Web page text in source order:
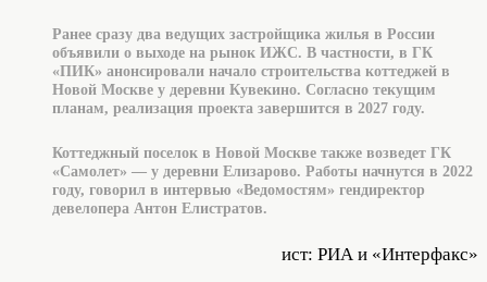
Ранее сразу два ведущих застройщика жилья в России
объявили о выходе на рынок ИЖС. В частности, в ГК
«ПИК» анонсировали начало строительства коттеджей в
Новой Москве у деревни Кувекино. Согласно текущим
планам, реализация проекта завершится в 2027 году.
Коттеджный поселок в Новой Москве также возведет ГК
«Самолет» — у деревни Елизарово. Работы начнутся в 2022
году, говорил в интервью «Ведомостям» гендиректор
девелопера Антон Елистратов.
ист: РИА и «Интерфакс»